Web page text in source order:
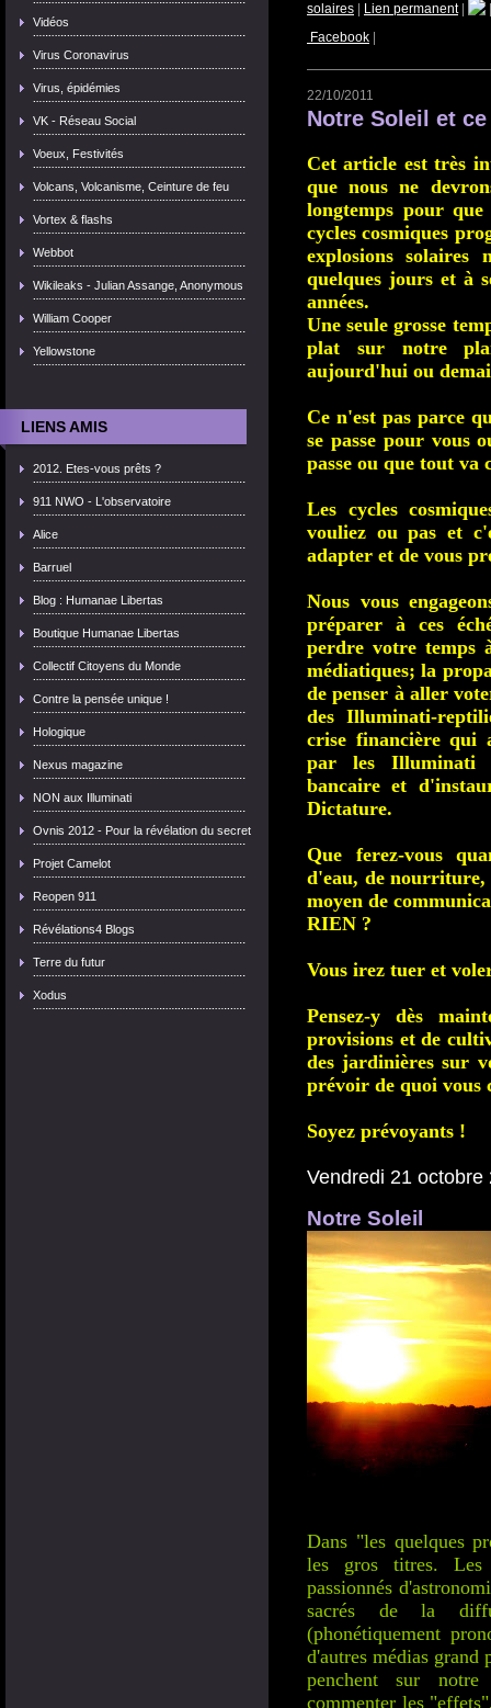
Vidéos
Virus Coronavirus
Virus, épidémies
VK - Réseau Social
Voeux, Festivités
Volcans, Volcanisme, Ceinture de feu
Vortex & flashs
Webbot
Wikileaks - Julian Assange, Anonymous
William Cooper
Yellowstone
LIENS AMIS
2012. Etes-vous prêts ?
911 NWO - L'observatoire
Alice
Barruel
Blog : Humanae Libertas
Boutique Humanae Libertas
Collectif Citoyens du Monde
Contre la pensée unique !
Hologique
Nexus magazine
NON aux Illuminati
Ovnis 2012 - Pour la révélation du secret
Projet Camelot
Reopen 911
Révélations4 Blogs
Terre du futur
Xodus
solaires
Lien permanent|
Facebook
22/10/2011
Notre Soleil et
Cet article est très
que nous ne
longtemps pour
cycles cosmiques
explosions
quelques jours et à
années.
Une seule grosse
plat sur notre
aujourd'hui ou
Ce n'est pas parce
se passe pour vous
passe ou que tout va
Les cycles
vouliez ou pas et
adapter et de vous
Nous vous
préparer à ces
perdre votre temps
médiatiques; la
de penser à aller
des Illuminati-
crise financière qui
par les Illuminati
bancaire et
Dictature.
Que ferez-vous
d'eau, de
moyen de
RIEN ?
Vous irez tuer et
Pensez-y dès
provisions et de
des jardinières sur
prévoir de quoi vous
Soyez prévoyants !
Vendredi 21 octobre
Notre Soleil
Dans "les quelques
les gros titres. Les
passionnés
sacrés de la
(phonétiquement
d'autres médias grand
penchent sur
commenter les